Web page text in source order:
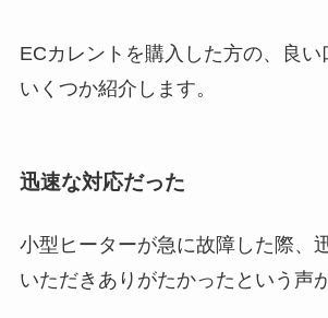
ECカレントを購入した方の、良い
いくつか紹介します。
迅速な対応だった
小型ヒーターが急に故障した際、
いただきありがたかったという声